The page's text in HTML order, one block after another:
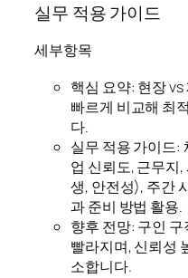
실무 적용 가이드
세부항목
핵심 요약: 현장
빠르게 비교해 최
다.
실무 적용 가이드:
업 신뢰도, 근무지
생, 안전성), 주간
과 준비 방법 활용.
향후 전망: 구인
빨라지며, 신뢰성
소합니다.